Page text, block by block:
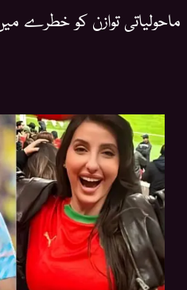
ماحولیاتی توازن کو خطرے